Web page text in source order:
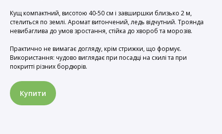
Кущ компактний, висотою 40-50 см і завширшки близько 2 м,
стелиться по землі. Аромат витончений, ледь відчутний. Троянда
невибаглива до умов зростання, стійка до хвороб та морозів.
Практично не вимагає догляду, крім стрижки, що формує.
Використання: чудово виглядає при посадці на схилі та при
покритті різних бордюрів.
Купити